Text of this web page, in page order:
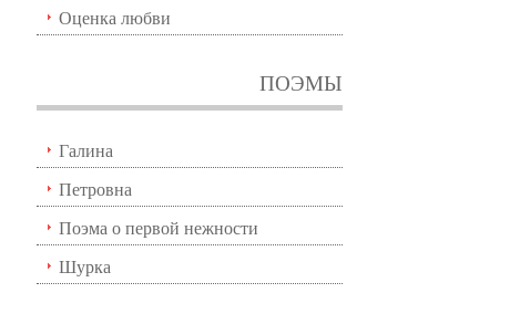
Оценка любви
ПОЭМЫ
Галина
Петровна
Поэма о первой нежности
Шурка